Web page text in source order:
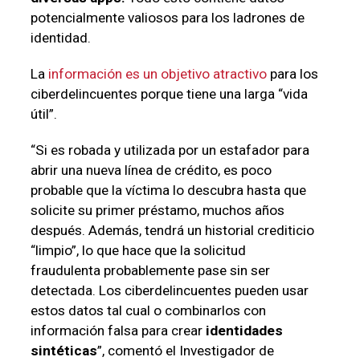
potencialmente valiosos para los ladrones de
identidad.
La información es un objetivo atractivo para los
ciberdelincuentes porque tiene una larga “vida
útil”.
“Si es robada y utilizada por un estafador para
abrir una nueva línea de crédito, es poco
probable que la víctima lo descubra hasta que
solicite su primer préstamo, muchos años
después. Además, tendrá un historial crediticio
“limpio”, lo que hace que la solicitud
fraudulenta probablemente pase sin ser
detectada. Los ciberdelincuentes pueden usar
estos datos tal cual o combinarlos con
información falsa para crear identidades
sintéticas”, comentó el Investigador de